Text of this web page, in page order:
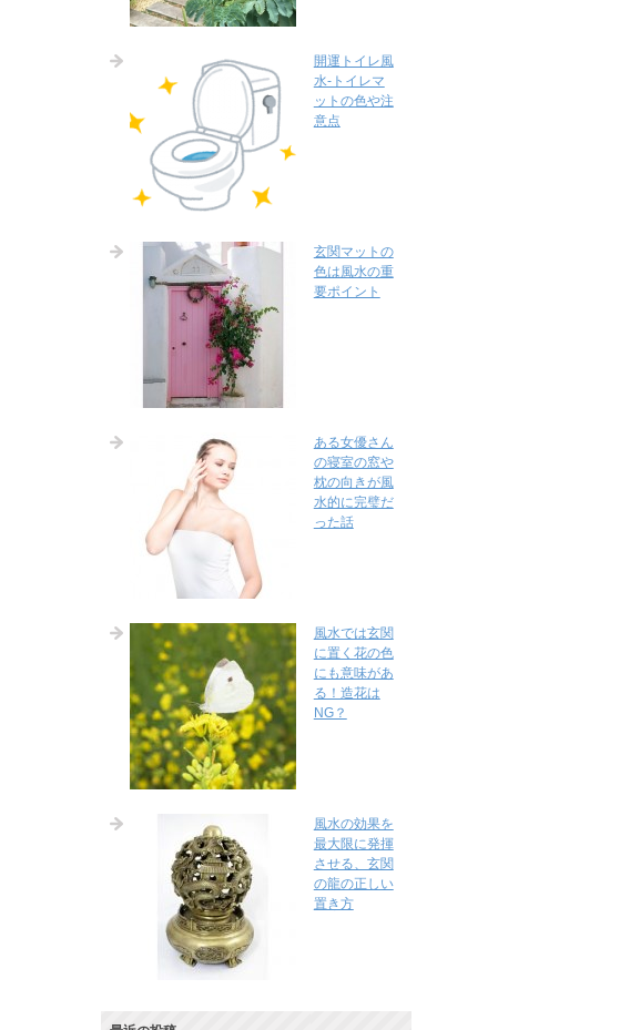
開運トイレ風
水-トイレマ
ットの色や注
意点
玄関マットの
色は風水の重
要ポイント
ある女優さん
の寝室の窓や
枕の向きが風
水的に完璧だ
った話
風水では玄関
に置く花の色
にも意味があ
る！造花は
NG？
風水の効果を
最大限に発揮
させる、玄関
の龍の正しい
置き方